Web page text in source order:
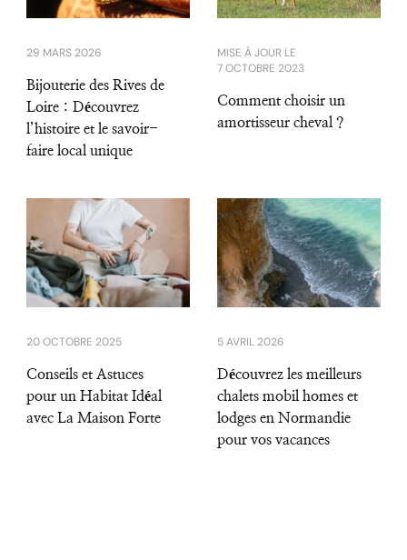
29 MARS 2026
Bijouterie des Rives de
Loire : Découvrez
l’histoire et le savoir-
faire local unique
MISE À JOUR LE
7 OCTOBRE 2023
Comment choisir un
amortisseur cheval ?
20 OCTOBRE 2025
Conseils et Astuces
pour un Habitat Idéal
avec La Maison Forte
5 AVRIL 2026
Découvrez les meilleurs
chalets mobil homes et
lodges en Normandie
pour vos vacances